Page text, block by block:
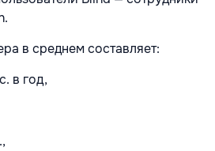
в среднем составляет:
в год,